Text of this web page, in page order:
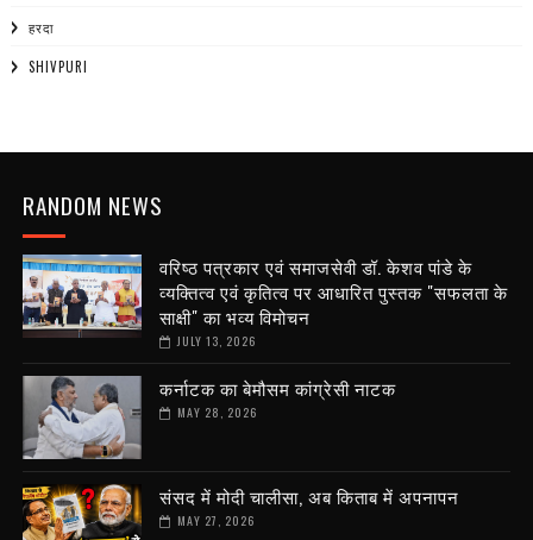
हरदा
SHIVPURI
RANDOM NEWS
वरिष्ठ पत्रकार एवं समाजसेवी डॉ. केशव पांडे के
व्यक्तित्व एवं कृतित्व पर आधारित पुस्तक "सफलता के
साक्षी" का भव्य विमोचन
JULY 13, 2026
कर्नाटक का बेमौसम कांग्रेसी नाटक
MAY 28, 2026
संसद में मोदी चालीसा, अब किताब में अपनापन
MAY 27, 2026